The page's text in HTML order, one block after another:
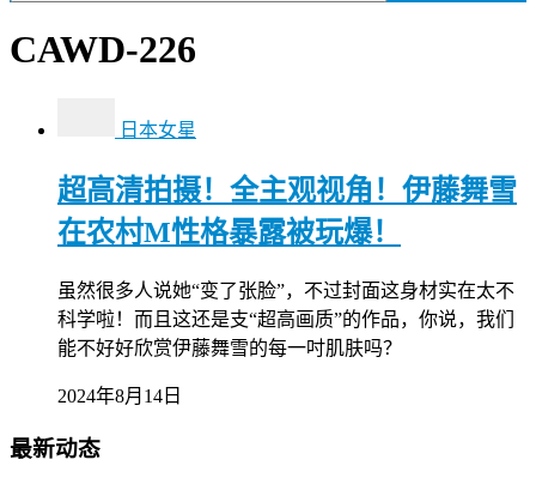
CAWD-226
日本女星
超高清拍摄！全主观视角！伊藤舞雪
在农村M性格暴露被玩爆！
虽然很多人说她“变了张脸”，不过封面这身材实在太不
科学啦！而且这还是支“超高画质”的作品，你说，我们
能不好好欣赏伊藤舞雪的每一吋肌肤吗？
2024年8月14日
最新动态